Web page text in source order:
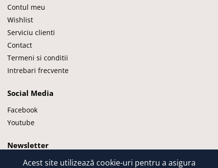
Contul meu
Wishlist
Serviciu clienti
Contact
Termeni si conditii
Intrebari frecvente
Social Media
Facebook
Youtube
Newsletter
Acest site utilizează cookie-uri pentru a asigura